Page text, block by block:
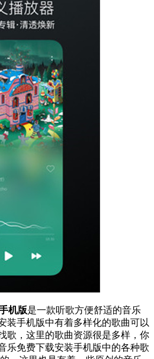
机版是一款听歌方便舒适的音乐
装手机版中有着多样化的歌曲可以
歌，这里的歌曲资源很是多样，你
乐免费下载安装手机版中的各种歌